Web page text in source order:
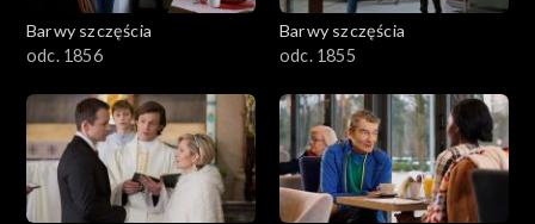
Barwy szczęścia
odc. 1856
Barwy szczęścia
odc. 1855